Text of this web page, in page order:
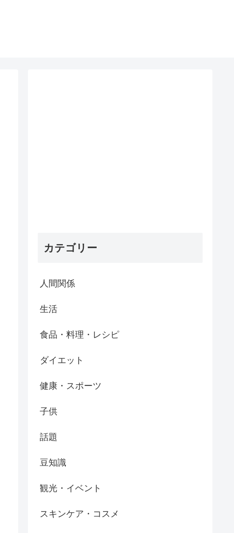
カテゴリー
人間関係
生活
食品・料理・レシピ
ダイエット
健康・スポーツ
子供
話題
豆知識
観光・イベント
スキンケア・コスメ